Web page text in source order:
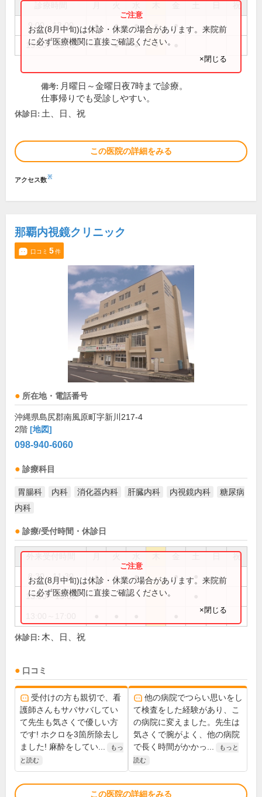
祝
9:00～13:00 ● ● ● ● ●
15:00～19:00 ● ● ● ●
お盆(8月中旬)は休診・休業の場合があります。来院前
に必ず医療機関に直接ご確認ください。
×閉じる
備考: 月曜日～金曜日夜7時まで診療。
仕事帰りでも受診しやすい。
休診日: 土、日、祝
この医院の詳細をみる
アクセス数※
那覇内視鏡クリニック
口コミ 5件
所在地・電話番号
沖縄県島尻郡南風原町字新川217-4
2階 [地図]
098-940-6060
診療科目
胃腸科 内科 消化器内科 肝臓内科 内視鏡内科
糖尿病
内科
診療/受付時間・休診日
祝
8:30～11:30 ● ● ● ●
13:00～15:00
お盆(8月中旬)は休診・休業の場合があります。来院前
に必ず医療機関に直接ご確認ください。
×閉じる
休診日: 木、日、祝
口コミ
受付けの方も親切で、看
護師さんもサバサバしてい
て先生も気さくで優しい方
です! ホクロを3箇所除去し
ました! 麻酔をしてい...
もっ
と読む
他の病院でつらい思いをし
て検査をした経験があり、こ
の病院に変えました。先生は
気さくで腕がよく、他の病院
で長く時間がかかっ...
もっと
読む
この医院の詳細をみる